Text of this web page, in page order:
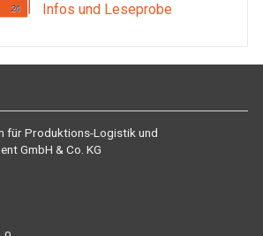
Infos und Leseprobe
für Produktions-Logistik und
GmbH & Co. KG